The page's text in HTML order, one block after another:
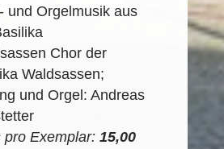
und Orgelmusik aus
Chor der
Waldsassen;
und Orgel: Andreas
pro Exemplar: 15,00